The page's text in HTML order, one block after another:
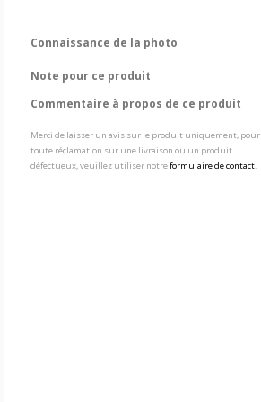
Connaissance de la photo
Note pour ce produit
Commentaire à propos de ce produit
Merci de laisser un avis sur le produit uniquement, pour
toute réclamation sur une livraison ou un produit
défectueux, veuillez utiliser notreformulaire de contact.